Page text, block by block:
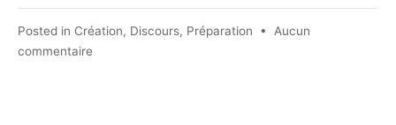
Posted in Création, Discours, Préparation • Aucun
commentaire